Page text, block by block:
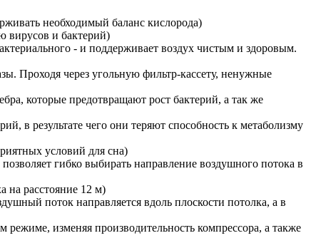
необходимый баланс кислорода)
вирусов и бактерий)
- и поддерживает воздух чистым и здоровым.
Проходя через угольную фильтр-кассету, ненужные
которые предотвращают рост бактерий, а так же
в результате чего они теряют способность к метаболизму
условий для сна)
гибко выбирать направление воздушного потока в
на расстояние 12 м)
поток направляется вдоль плоскости потолка, а в
изменяя производительность компрессора, а также